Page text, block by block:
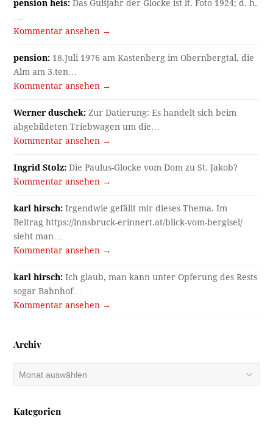
pension heis: Das Gußjahr der Glocke ist lt. Foto 1924; d. h.
Kommentar ansehen →
pension: 18.Juli 1976 am Kastenberg im Obernbergtal, die
Alm am 3.ten…
Kommentar ansehen →
Werner duschek: Zur Datierung: Es handelt sich beim
abgebildeten Triebwagen um die…
Kommentar ansehen →
Ingrid Stolz: Die Paulus-Glocke vom Dom zu St. Jakob?
Kommentar ansehen →
karl hirsch: Irgendwie gefällt mir dieses Thema. Im
Beitrag https://innsbruck-erinnert.at/blick-vom-bergisel/
sieht man…
Kommentar ansehen →
karl hirsch: Ich glaub, man kann unter Opferung des Rests
sogar Bahnhof…
Kommentar ansehen →
Archiv
Kategorien